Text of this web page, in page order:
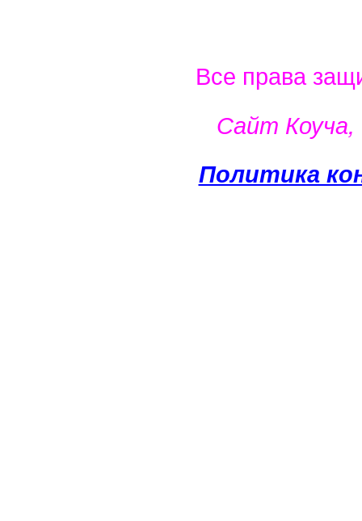
Все права
Сайт
Политика